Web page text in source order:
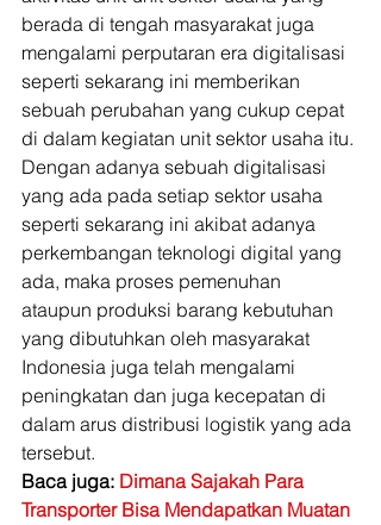
berada di tengah masyarakat juga
mengalami perputaran era digitalisasi
seperti sekarang ini memberikan
sebuah perubahan yang cukup cepat
di dalam kegiatan unit sektor usaha itu.
Dengan adanya sebuah digitalisasi
yang ada pada setiap sektor usaha
seperti sekarang ini akibat adanya
perkembangan teknologi digital yang
ada, maka proses pemenuhan
ataupun produksi barang kebutuhan
yang dibutuhkan oleh masyarakat
Indonesia juga telah mengalami
peningkatan dan juga kecepatan di
dalam arus distribusi logistik yang ada
tersebut.
Baca juga: Dimana Sajakah Para
Transporter Bisa Mendapatkan Muatan